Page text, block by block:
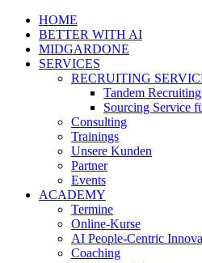
HOME
BETTER WITH AI
MIDGARDONE
SERVICES
RECRUITING
Tandem
Sourcing Service
Consulting
Trainings
Unsere Kunden
Partner
Events
ACADEMY
Termine
Online-Kurse
AI People-Centric
Coaching